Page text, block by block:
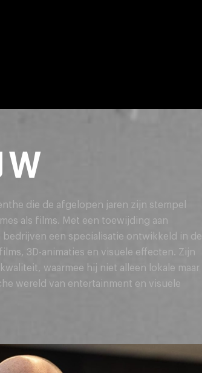
die de afgelopen jaren zijn stempel
als films. Met een toewijding aan
een specialisatie ontwikkeld in de
3D-animaties en visuele effecten. Zijn
waarmee hij niet alleen lokale maar
wereld van entertainment en visuele